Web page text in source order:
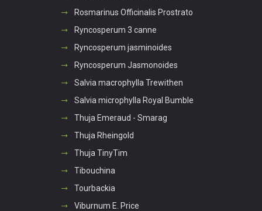
Rosmarinus Officinalis Prostrato
Ryncosperum 3 canne
Ryncosperum jasminoides
Ryncosperum Jasmonoides
Salvia macrophylla Trewithen
Salvia microphylla Royal Bumble
Thuja Emeraud - Smarag
Thuja Rheingold
Thuja TinyTim
Tibouchina
Tourbackia
Viburnum E. Price